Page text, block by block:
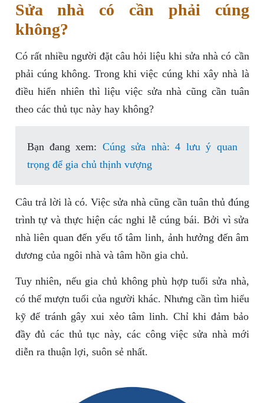
Sửa nhà có cần phải cúng
không?
Có rất nhiều người đặt câu hỏi liệu khi sửa nhà có cần
phải cúng không. Trong khi việc cúng khi xây nhà là
điều hiển nhiên thì liệu việc sửa nhà cũng cần tuân
theo các thủ tục này hay không?
Bạn đang xem: Cúng sửa nhà: 4 lưu ý quan
trọng để gia chủ thịnh vượng
Câu trả lời là có. Việc sửa nhà cũng cần tuân thủ đúng
trình tự và thực hiện các nghi lễ cúng bái. Bởi vì sửa
nhà liên quan đến yếu tố tâm linh, ảnh hưởng đến âm
dương của ngôi nhà và tâm hồn gia chủ.
Tuy nhiên, nếu gia chủ không phù hợp tuổi sửa nhà,
có thể mượn tuổi của người khác. Nhưng cần tìm hiểu
kỹ để tránh gây xui xẻo tâm linh. Chỉ khi đảm bảo
đầy đủ các thủ tục này, các công việc sửa nhà mới
diễn ra thuận lợi, suôn sẻ nhất.